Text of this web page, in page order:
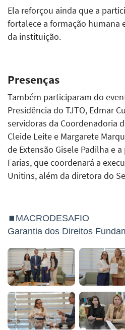
Ela reforçou ainda que a
fortalece a formação humana
da instituição.
Presenças
Também participaram do
Presidência do TJTO, Edmar
servidoras da Coordenadoria
Cleide Leite e Margarete
de Extensão Gisele Padilha e
Farias, que coordenará a
Unitins, além da diretora do
⏹MACRODESAFIO
Garantia dos Direitos